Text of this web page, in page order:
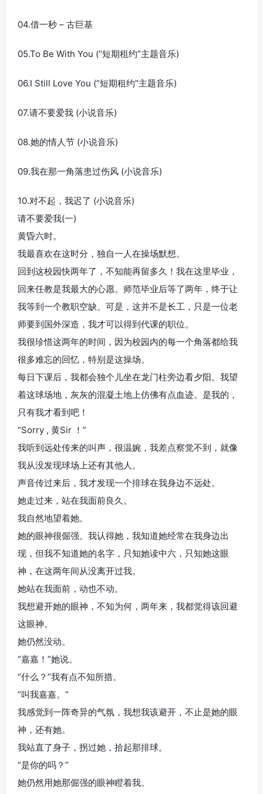
04.借一秒 – 古巨基
05.To Be With You (“短期租约”主题音乐)
06.I Still Love You (“短期租约”主题音乐)
07.请不要爱我 (小说音乐)
08.她的情人节 (小说音乐)
09.我在那一角落患过伤风 (小说音乐)
10.对不起，我迟了 (小说音乐)
请不要爱我(一)
黄昏六时。
我最喜欢在这时分，独自一人在操场默想。
回到这校园快两年了，不知能再留多久！我在这里毕业，
回来任教是我最大的心愿。师范毕业后等了两年，终于让
我等到一个教职空缺。可是，这并不是长工，只是一位老
师要到国外深造，我才可以得到代课的职位。
我很珍惜这两年的时间，因为校园内的每一个角落都给我
很多难忘的回忆，特别是这操场。
每日下课后，我都会独个儿坐在龙门柱旁边看夕阳。我望
着这球场地，灰灰的混凝土地上仿佛有点血迹。是我的，
只有我才看到吧！
“Sorry , 黄Sir ！”
我听到远处传来的叫声，很温婉，我差点察觉不到，就像
我从没发现球场上还有其他人。
声音传过来后，我才发现一个排球在我身边不远处。
她走过来，站在我面前良久。
我自然地望着她。
她的眼神很倔强。我认得她，我知道她经常在我身边出
现，但我不知道她的名字，只知她读中六，只知她这眼
神，在这两年间从没离开过我。
她站在我面前，动也不动。
我想避开她的眼神，不知为何，两年来，我都觉得该回避
这眼神。
她仍然没动。
“嘉嘉！”她说。
“什么？”我有点不知所措。
“叫我嘉嘉。”
我感觉到一阵奇异的气氛，我想我该避开，不止是她的眼
神，还有她。
我站直了身子，拐过她，拾起那排球。
“是你的吗？”
她仍然用她那倔强的眼神瞪着我。